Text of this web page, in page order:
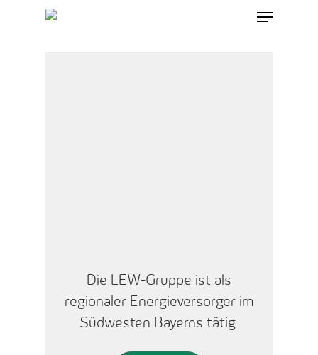
Menu
Die LEW-Gruppe ist als
regionaler Energieversorger im
Südwesten Bayerns tätig.